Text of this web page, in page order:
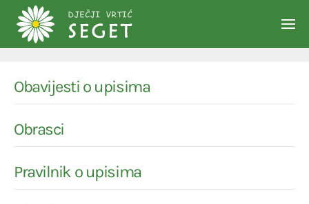
Skip to main content
Obavijesti o upisima
Obrasci
Pravilnik o upisima